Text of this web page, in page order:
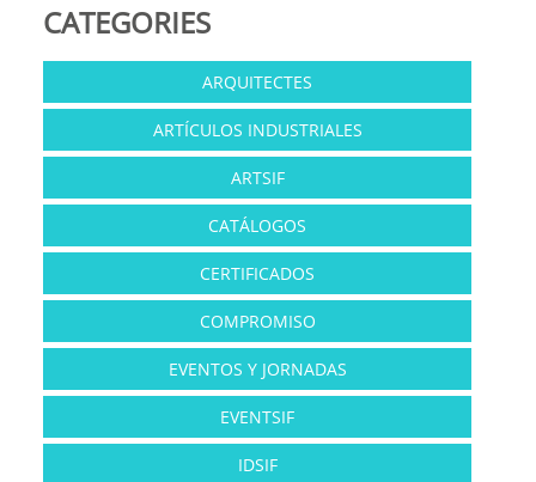
CATEGORIES
ARQUITECTES
ARTÍCULOS INDUSTRIALES
ARTSIF
CATÁLOGOS
CERTIFICADOS
COMPROMISO
EVENTOS Y JORNADAS
EVENTSIF
IDSIF